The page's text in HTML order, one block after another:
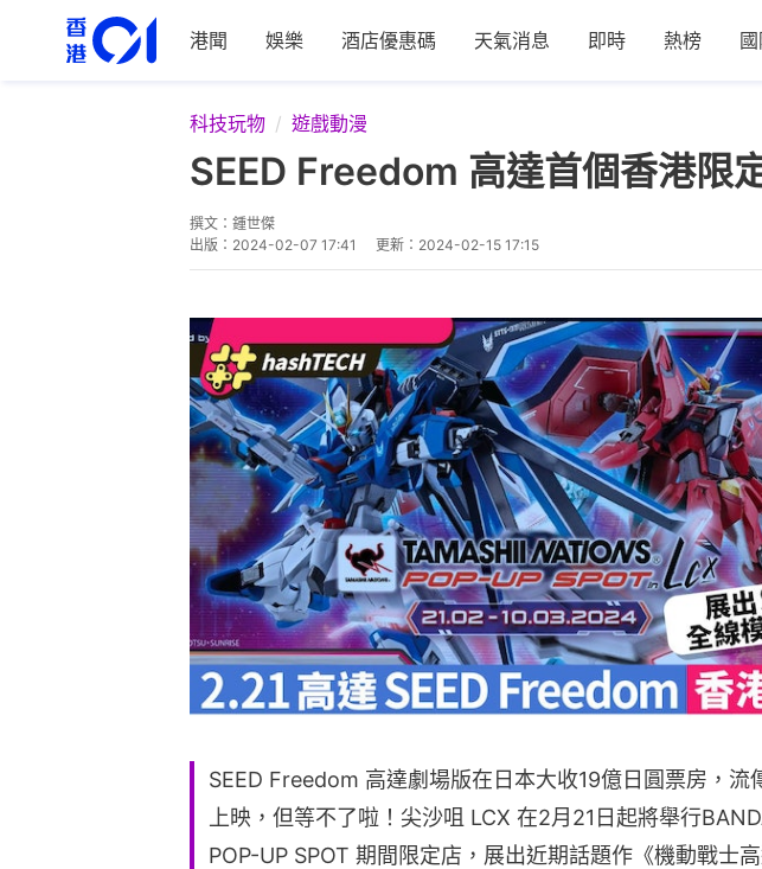
港聞 娛樂 酒店優惠碼 天氣消息 即時 熱榜
科技玩物 遊戲動漫
SEED Freedom 高達首個香港限
撰文： 鍾世傑
出版： 2024-02-07 17:41 更新： 2024-02-15 17:15
SEED Freedom 高達劇場版在日本大收19億日圓票房，流
上映，但等不了啦！尖沙咀 LCX 在2月21日起將舉行
POP-UP SPOT 期間限定店，展出近期話題作《機動戰士